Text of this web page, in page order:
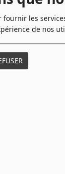
fournir les
de nos
Knock On Wood -
Friends - Extended